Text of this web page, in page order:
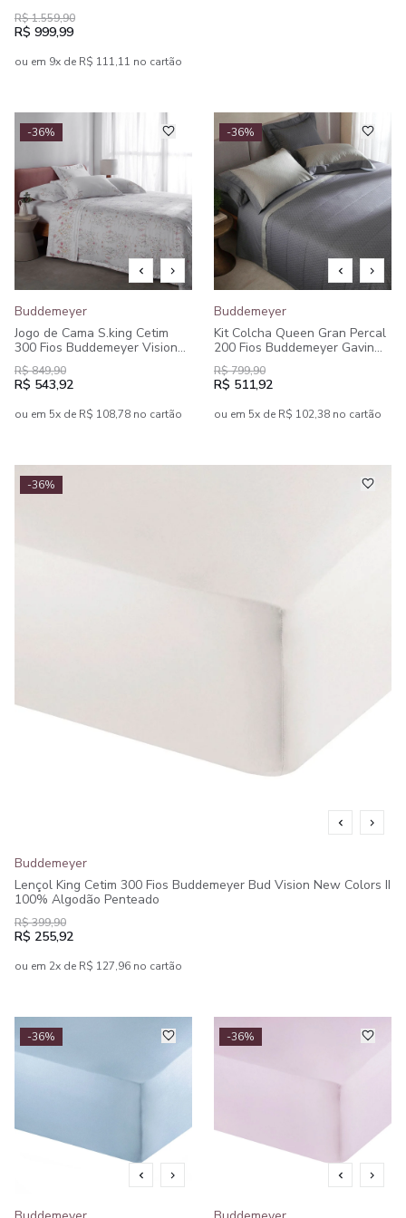
R$ 1.559,90
R$ 999,99
ou em 9x de R$ 111,11 no cartão
-36%
Buddemeyer
Jogo de Cama S.king Cetim
300 Fios Buddemeyer Vision
Giovanella 100% Algodão
Penteado Estampado 4 peças
R$ 849,90
R$ 543,92
ou em 5x de R$ 108,78 no cartão
-36%
Buddemeyer
Kit Colcha Queen Gran Percal
200 Fios Buddemeyer Gavin
100% Algodão Penteado
Estampado 3 peças
R$ 799,90
R$ 511,92
ou em 5x de R$ 102,38 no cartão
-36%
Buddemeyer
Lençol King Cetim 300 Fios Buddemeyer Bud Vision New Colors II
100% Algodão Penteado
R$ 399,90
R$ 255,92
ou em 2x de R$ 127,96 no cartão
-36% -36%